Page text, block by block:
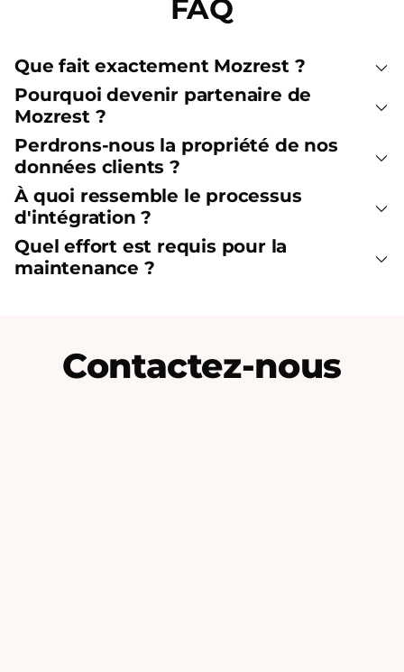
FAQ
Que fait exactement Mozrest ?
Pourquoi devenir partenaire de
Mozrest ?
Perdrons-nous la propriété de nos
données clients ?
À quoi ressemble le processus
d'intégration ?
Quel effort est requis pour la
maintenance ?
Contactez-nous